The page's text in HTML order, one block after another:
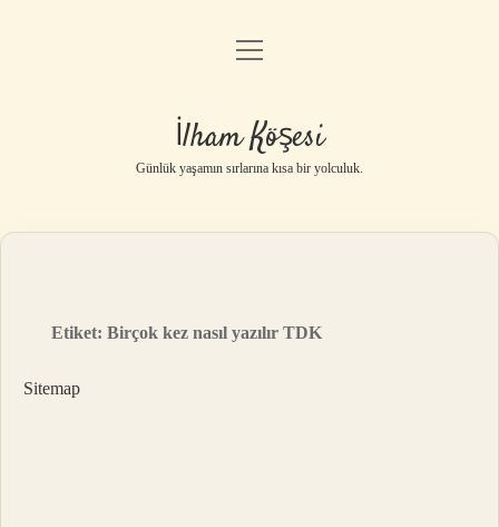
Anasayfa
Yasal Uyarı
menüyü
İlham Köşesi
Günlük yaşamın sırlarına kısa bir yolculuk.
Etiket:Birçok kez nasıl yazılır TDK
Sitemap